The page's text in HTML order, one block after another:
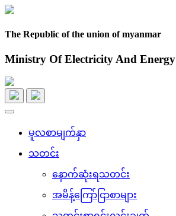
The Republic of the union of myanmar
Ministry Of Electricity And Energy
Toggle
မူလစာမျက်နှာ
သတင်း
နောက်ဆုံးရသတင်း
အမိန့်ကြော်ငြာစာများ